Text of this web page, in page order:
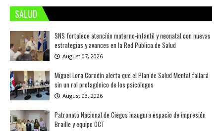
SALUD
SNS fortalece atención materno-infantil y neonatal con nuevas
estrategias y avances en la Red Pública de Salud
August 07, 2026
Miguel Lora Coradín alerta que el Plan de Salud Mental fallará
sin un rol protagónico de los psicólogos
August 03, 2026
Patronato Nacional de Ciegos inaugura espacio de impresión
Braille y equipo OCT